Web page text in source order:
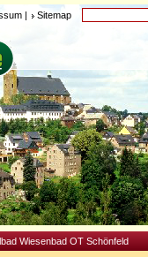
| Sitemap
Wiesenbad OT Schönfeld